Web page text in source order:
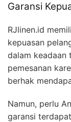
Garansi
RJlinen.id
kepuasan
dalam keadaan
pemesanan
berhak
Namun, perlu
garansi